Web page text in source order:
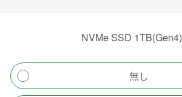
NVMe SSD 1TB(Gen4)
無し